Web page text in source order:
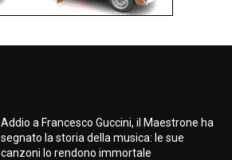
Addio a Francesco Guccini, il Maestrone ha
segnato la storia della musica: le sue
canzoni lo rendono immortale